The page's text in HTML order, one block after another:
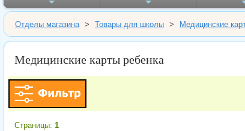
Отделы магазина > Товары для школы > Медицинские
Медицинские карты ребенка
Страницы: 1